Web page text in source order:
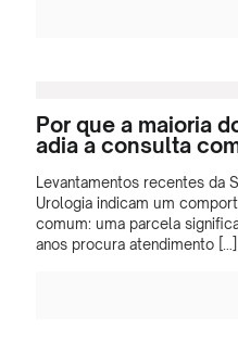
Por que a maioria
adia a consulta
Levantamentos recentes da
Urologia indicam um
comum: uma parcela
anos procura atendimento